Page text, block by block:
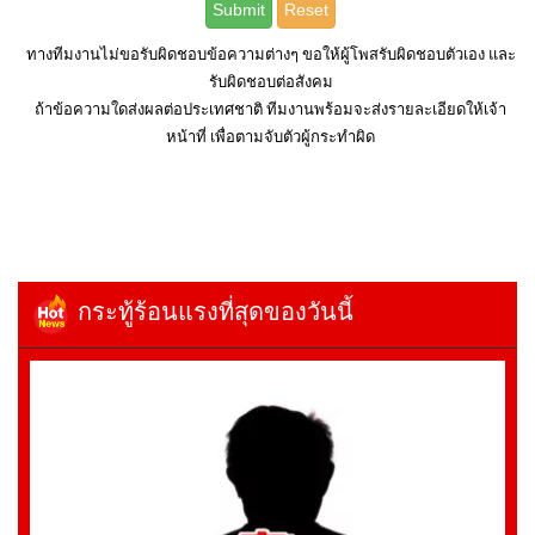
ทางทีมงานไม่ขอรับผิดชอบข้อความต่างๆ ขอให้ผู้โพสรับผิดชอบตัวเอง และ
รับผิดชอบต่อสังคม
ถ้าข้อความใดส่งผลต่อประเทศชาติ ทีมงานพร้อมจะส่งรายละเอียดให้เจ้า
หน้าที่ เพื่อตามจับตัวผู้กระทำผิด
กระทู้ร้อนแรงที่สุดของวันนี้